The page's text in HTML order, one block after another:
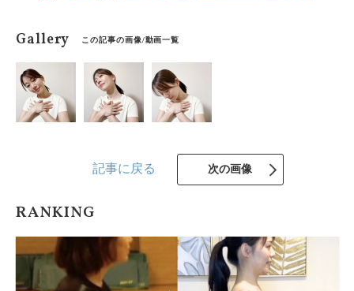
Gallery この記事の画像/動画一覧
記事に戻る 次の画像
RANKING